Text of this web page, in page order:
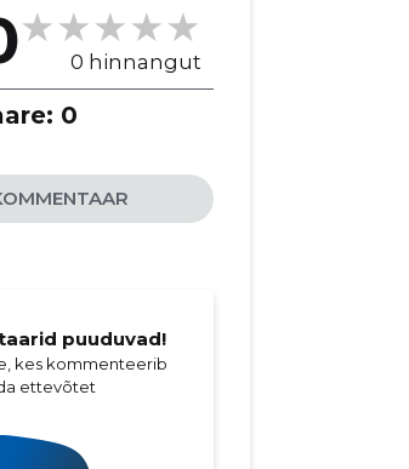
0 hinnangut
0
puuduvad!
kes kommenteerib
ettevõtet